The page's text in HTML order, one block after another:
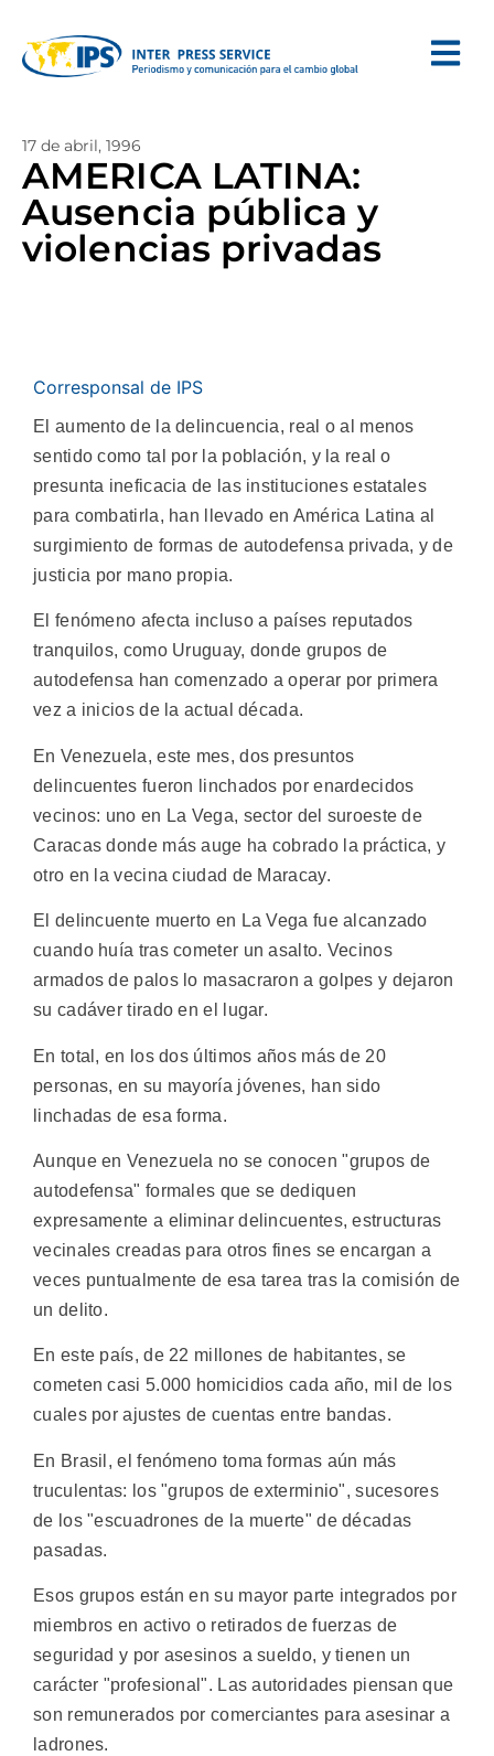
17 de abril, 1996
AMERICA LATINA:
Ausencia pública y
violencias privadas
Corresponsal de IPS
El aumento de la delincuencia, real o al menos
sentido como tal por la población, y la real o
presunta ineficacia de las instituciones estatales
para combatirla, han llevado en América Latina al
surgimiento de formas de autodefensa privada, y de
justicia por mano propia.
El fenómeno afecta incluso a países reputados
tranquilos, como Uruguay, donde grupos de
autodefensa han comenzado a operar por primera
vez a inicios de la actual década.
En Venezuela, este mes, dos presuntos
delincuentes fueron linchados por enardecidos
vecinos: uno en La Vega, sector del suroeste de
Caracas donde más auge ha cobrado la práctica, y
otro en la vecina ciudad de Maracay.
El delincuente muerto en La Vega fue alcanzado
cuando huía tras cometer un asalto. Vecinos
armados de palos lo masacraron a golpes y dejaron
su cadáver tirado en el lugar.
En total, en los dos últimos años más de 20
personas, en su mayoría jóvenes, han sido
linchadas de esa forma.
Aunque en Venezuela no se conocen "grupos de
autodefensa" formales que se dediquen
expresamente a eliminar delincuentes, estructuras
vecinales creadas para otros fines se encargan a
veces puntualmente de esa tarea tras la comisión de
un delito.
En este país, de 22 millones de habitantes, se
cometen casi 5.000 homicidios cada año, mil de los
cuales por ajustes de cuentas entre bandas.
En Brasil, el fenómeno toma formas aún más
truculentas: los "grupos de exterminio", sucesores
de los "escuadrones de la muerte" de décadas
pasadas.
Esos grupos están en su mayor parte integrados por
miembros en activo o retirados de fuerzas de
seguridad y por asesinos a sueldo, y tienen un
carácter "profesional". Las autoridades piensan que
son remunerados por comerciantes para asesinar a
ladrones.